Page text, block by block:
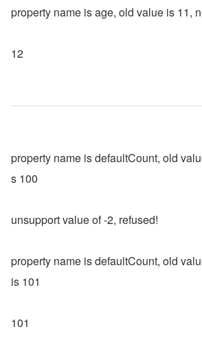
property name is age, old value is 11,
12
property name is defaultCount, old
s 100
unsupport value of -2, refused!
property name is defaultCount, old
is 101
101